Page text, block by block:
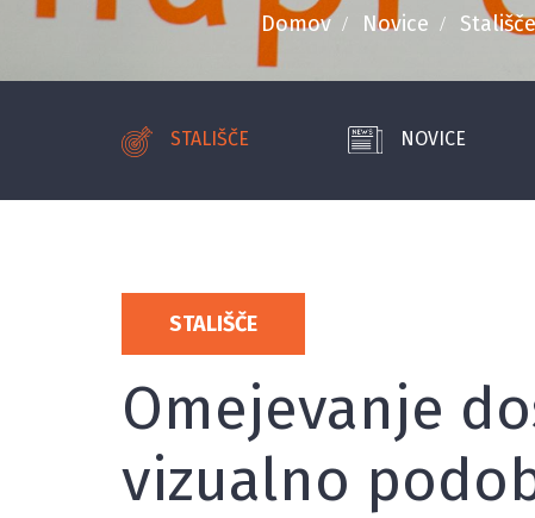
Domov Novice Stališče
STALIŠČE NOVICE
STALIŠČE
Omejevanje
vizualno